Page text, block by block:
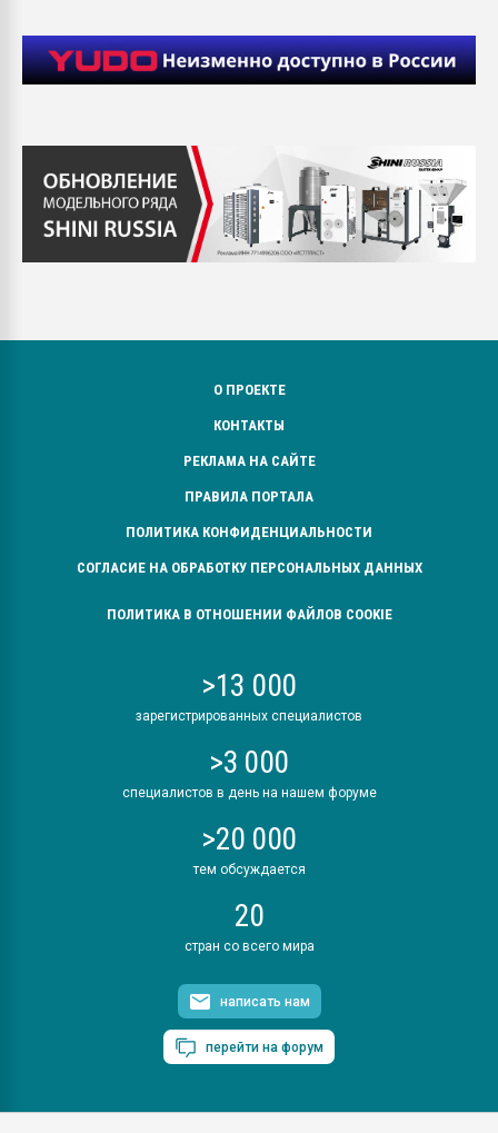
О ПРОЕКТЕ
КОНТАКТЫ
РЕКЛАМА НА САЙТЕ
ПРАВИЛА ПОРТАЛА
ПОЛИТИКА КОНФИДЕНЦИАЛЬНОСТИ
СОГЛАСИЕ НА ОБРАБОТКУ ПЕРСОНАЛЬНЫХ ДАННЫХ
ПОЛИТИКА В ОТНОШЕНИИ ФАЙЛОВ COOKIE
>13 000
зарегистрированных специалистов
>3 000
специалистов в день на нашем форуме
>20 000
тем обсуждается
20
стран со всего мира
написать нам
перейти на форум